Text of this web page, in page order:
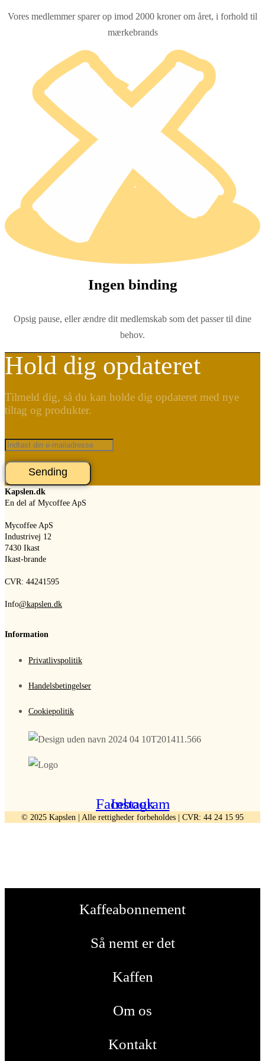
Vores medlemmer sparer op imod 2000 kroner om året, i forhold til
mærkebrands
Ingen binding
Opsig pause, eller ændre dit medlemskab som det passer til dine
behov.
Hold dig opdateret
Tilmeld dig, så du kan holde dig opdateret med nye
tiltag og produkter.
Sending
Kapslen.dk
En del af Mycoffee ApS
Mycoffee ApS
Industrivej 12
7430 Ikast
Ikast-brande
CVR: 44241595
Info@kapslen.dk
Information
Privatlivspolitik
Handelsbetingelser
Cookiepolitik
Facebook
Instagram
© 2025 Kapslen | Alle rettigheder forbeholdes | CVR: 44 24 15 95
Kaffeabonnement
Så nemt er det
Kaffen
Om os
Kontakt